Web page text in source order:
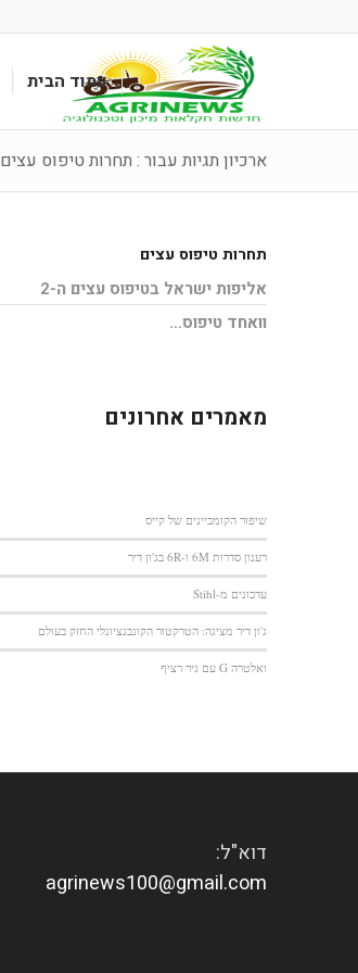
עמוד הבית
ארכיון תגיות עבור : תחרות טיפוס עצים
תחרות טיפוס עצים
אליפות ישראל בטיפוס עצים ה-2
וואחד טיפוס…
מאמרים אחרונים
שיפור הקומביינים של קייס
רענון סדרות 6M ו-6R בג'ון דיר
עדכונים מ-Stihl
ג'ון דיר מציגה: הטרקטור הקונבנציונלי החזק בעולם
ואלטרה G עם גיר רציף
דוא"ל:
agrinews100@gmail.com